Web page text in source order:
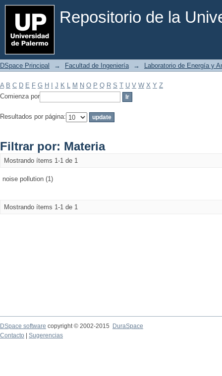
Repositorio de la
Filtrar por: Materia
DSpace Principal → Facultad de Ingeniería → Laboratorio de Energía y
A B C D E F G H J K L M N O P Q R S T U V W X Y Z
Comienza por
Resultados por página:
Filtrar por: Materia
Mostrando ítems 1-1 de 1
noise pollution (1)
Mostrando ítems 1-1 de 1
DSpace software copyright © 2002-2015
DuraSpace
Contacto
Sugerencias